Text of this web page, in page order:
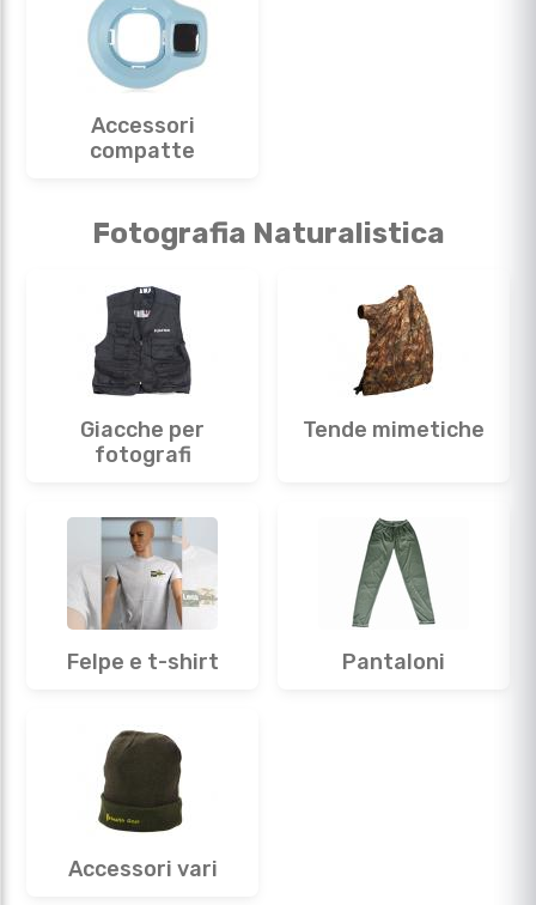
Accessori
compatte
Fotografia Naturalistica
Giacche per
fotografi
Tende mimetiche
Felpe e t-shirt Pantaloni
Accessori vari